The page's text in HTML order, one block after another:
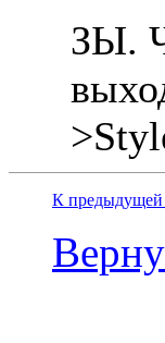
ЗЫ.
К предыдущей